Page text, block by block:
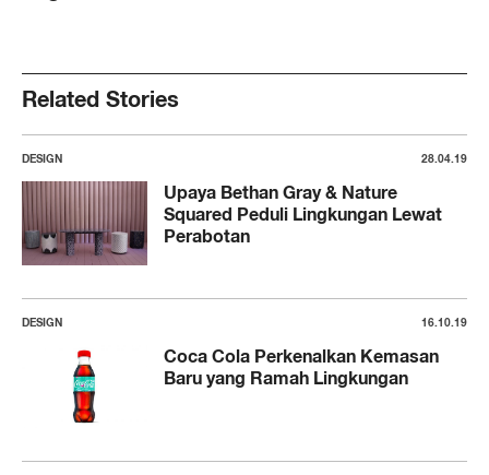
Related Stories
DESIGN 28.04.19
Upaya Bethan Gray & Nature
Squared Peduli Lingkungan Lewat
Perabotan
DESIGN 16.10.19
Coca Cola Perkenalkan Kemasan
Baru yang Ramah Lingkungan